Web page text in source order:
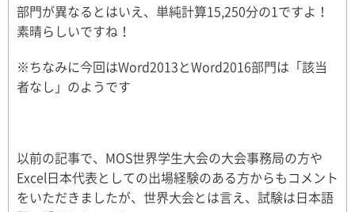
部門が異なるとはいえ、単純計算15,250分の1ですよ！
素晴らしいですね！
※ちなみに今回はWord2013とWord2016部門は「該当
者なし」のようです
以前の記事で、MOS世界学生大会の大会事務局の方や
Excel日本代表としての出場経験のある方からもコメント
をいただきましたが、世界大会とは言え、試験は日本語